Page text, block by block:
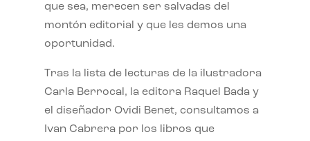
que sea, merecen ser salvadas del
montón editorial y que les demos una
oportunidad.
Tras la lista de lecturas de la ilustradora
Carla Berrocal, la editora Raquel Bada y
el diseñador Ovidi Benet, consultamos a
Ivan Cabrera por los libros que